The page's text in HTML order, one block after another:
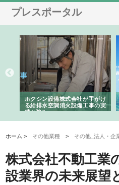
プレスポータル
ホクシン設備株式会社が手がけ
る給排水空調消火設備工事の実
績と強み
ホーム > その他業種 > その他_法人・企
株式会社不動工業
設業界の未来展望